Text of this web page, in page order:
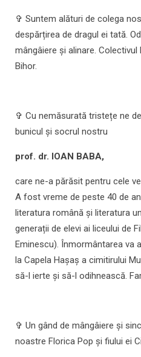
✞ Suntem alături de colega
despărțirea de dragul ei tată.
mângâiere și alinare.
Bihor.
✞ Cu nemăsurată tristețe ne
bunicul și socrul nostru
prof. dr. IOAN BABA,
care ne-a părăsit pentru cele
A fost vreme de peste 40 de
literatura română și literatura
generații de elevi ai liceului de
Eminescu). Înmormântarea va
la Capela Hașaș a cimitirului
să-l ierte și să-l odihnească.
✞ Un gând de mângâiere și
noastre Florica Pop și fiului ei